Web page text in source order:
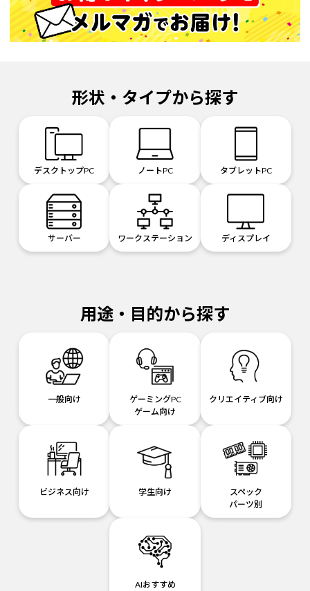
形状・タイプから探す
デスクトップPC ノートPC タブレットPC
サーバー ワークステーション ディスプレイ
用途・目的から探す
一般向け
ゲーミングPC
ゲーム向け
クリエイティブ向け
ビジネス向け 学生向け
スペック
パーツ別
AIおすすめ